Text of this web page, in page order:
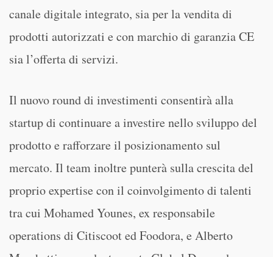
canale digitale integrato, sia per la vendita di
prodotti autorizzati e con marchio di garanzia CE
sia l’offerta di servizi.
Il nuovo round di investimenti consentirà alla
startup di continuare a investire nello sviluppo del
prodotto e rafforzare il posizionamento sul
mercato. Il team inoltre punterà sulla crescita del
proprio expertise con il coinvolgimento di talenti
tra cui Mohamed Younes, ex responsabile
operations di Citiscoot ed Foodora, e Alberto